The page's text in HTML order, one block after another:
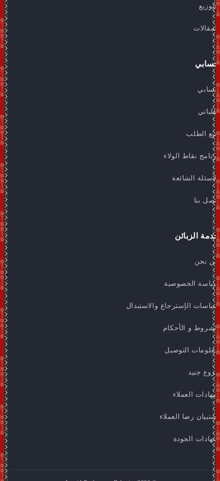
التوزيع
المقالات
حسابي
حسابي
طلباتي
تتبع الطلب
برنامج نقاط الولاء
الاسئلة الشائعة
اتصل بنا
خدمة الزبائن
من نحن
سياسة الخصوصية
سياسات الإسترجاع والاستبدال
الشروط و الأحكام
معلومات التوصيل
فروع جنيد
شهادات العملاء
استبيان رضا العملاء
شهادات الجودة